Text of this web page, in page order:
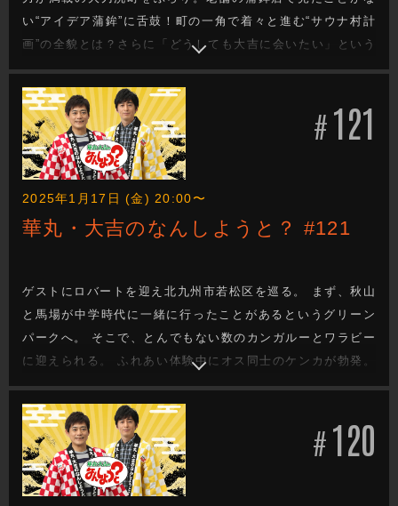
い“アイデア蒲鉾”に舌鼓！町の一角で着々と進む“サウナ村計
画”の全貌とは？さらに「どうしても大吉に会いたい」という
飲食店の店主の元へ。店主が大吉に会いたかった驚きの理由
とは？そして視聴者からのリクエストで国指定重要文化財の
今村天主堂へ。
#121
2025年1月17日 (金) 20:00〜
華丸・大吉のなんしようと？ #121
ゲストにロバートを迎え北九州市若松区を巡る。 まず、秋山
と馬場が中学時代に一緒に行ったことがあるというグリーン
パークへ。 そこで、とんでもない数のカンガルーとワラビー
に迎えられる。 ふれあい体験中にオス同士のケンカが勃発。
4人はその迫力にたじろぐ。
#120